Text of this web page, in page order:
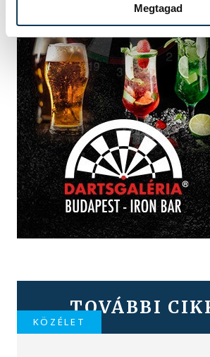
Megtagad
TOVÁBBI
KÖZÉLET